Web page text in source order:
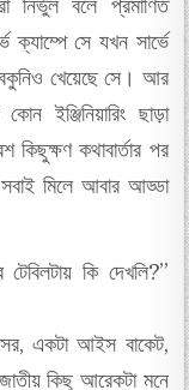
নির্ভুল বলে প্রমাণিত
ক্যাম্পে সে যখন সার্ভে
খেয়েছে সে। আর
ইঞ্জিনিয়ারিং ছাড়া
কিছুক্ষণ কথাবার্তার পর
সবাই মিলে আবার আড্ডা
কি দেখলি?”
একটা আইস বাকেট,
কিছু আরেকটা মনে